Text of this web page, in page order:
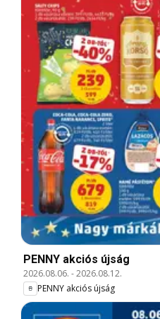
PENNY akciós újság
2026.08.06. -2026.08.12.
PENNY akciós újság